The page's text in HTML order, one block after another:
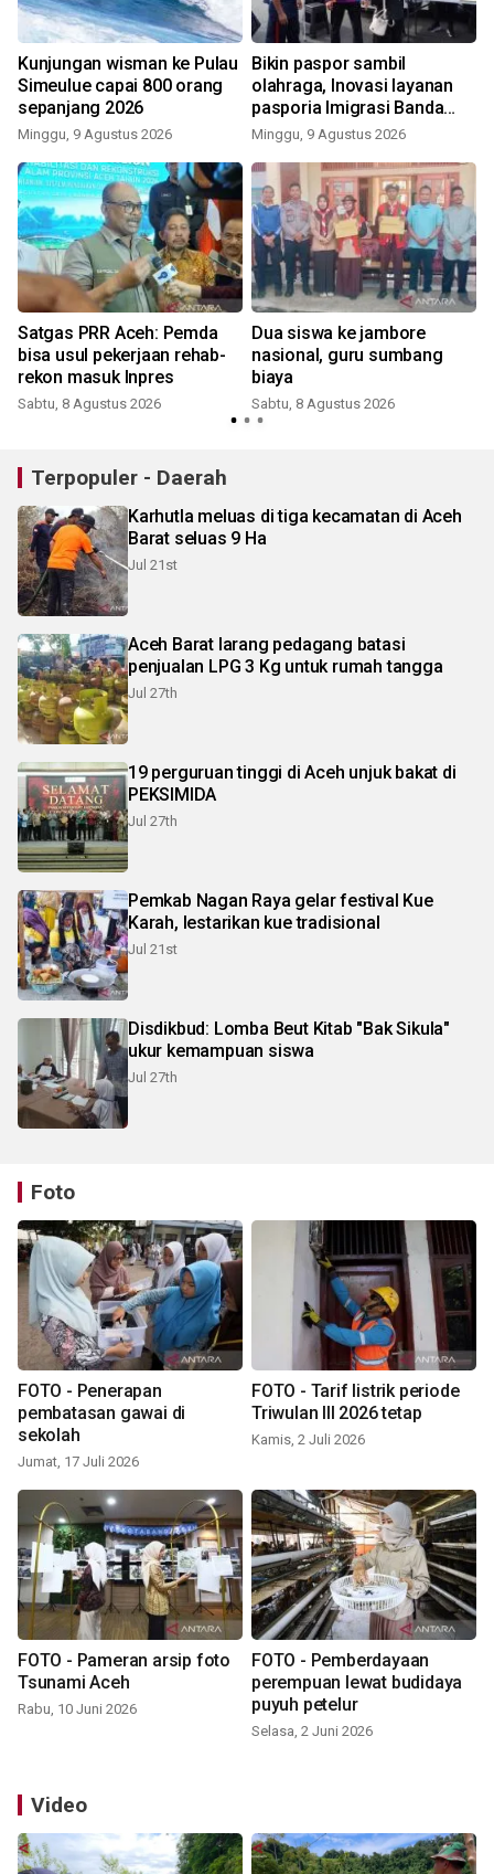
Kunjungan wisman ke Pulau
Simeulue capai 800 orang
sepanjang 2026
Minggu, 9 Agustus 2026
Bikin paspor sambil
olahraga, Inovasi layanan
pasporia Imigrasi Banda
Aceh buat CFD makin ceria
Minggu, 9 Agustus 2026
Satgas PRR Aceh: Pemda
bisa usul pekerjaan rehab-
rekon masuk Inpres
Sabtu, 8 Agustus 2026
Dua siswa ke jambore
nasional, guru sumbang
biaya
Sabtu, 8 Agustus 2026
Terpopuler - Daerah
Karhutla meluas di tiga kecamatan di Aceh
Barat seluas 9 Ha
Jul 21st
Aceh Barat larang pedagang batasi
penjualan LPG 3 Kg untuk rumah tangga
Jul 27th
19 perguruan tinggi di Aceh unjuk bakat di
PEKSIMIDA
Jul 27th
Pemkab Nagan Raya gelar festival Kue
Karah, lestarikan kue tradisional
Jul 21st
Disdikbud: Lomba Beut Kitab "Bak Sikula"
ukur kemampuan siswa
Jul 27th
Foto
FOTO - Penerapan
pembatasan gawai di
sekolah
Jumat, 17 Juli 2026
FOTO - Tarif listrik periode
Triwulan III 2026 tetap
Kamis, 2 Juli 2026
FOTO - Pameran arsip foto
Tsunami Aceh
Rabu, 10 Juni 2026
FOTO - Pemberdayaan
perempuan lewat budidaya
puyuh petelur
Selasa, 2 Juni 2026
Video